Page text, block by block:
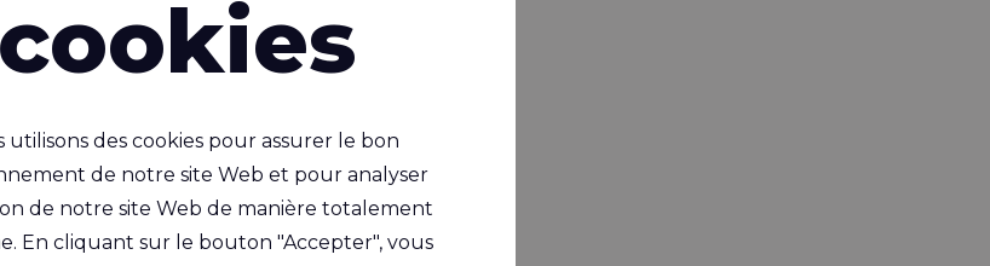
de
cookies
utilisons des cookies pour assurer le bon
de notre site Web et pour analyser
de notre site Web de manière totalement
En cliquant sur le bouton "Accepter", vous